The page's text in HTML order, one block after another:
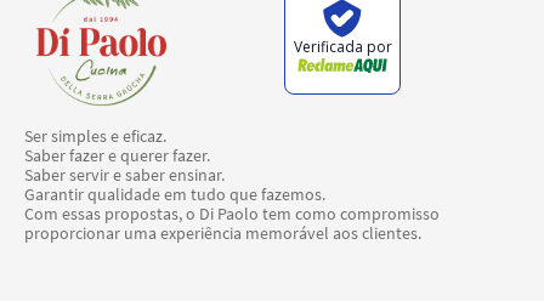
Verificada por
Ser simples e eficaz.
Saber fazer e querer fazer.
Saber servir e saber ensinar.
Garantir qualidade em tudo que fazemos.
Com essas propostas, o Di Paolo tem como compromisso
proporcionar uma experiência memorável aos clientes.